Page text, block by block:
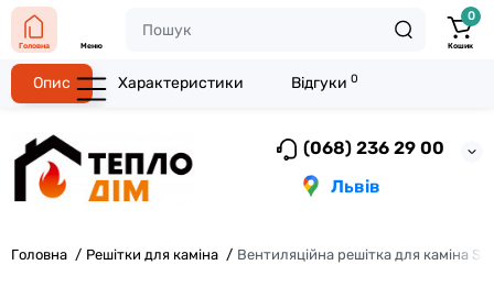
(068) 236 29 00
Львів
Головна Меню
0
Кошик
Головна Решітки для каміна Вентиляційна решітка для каміна
Опис Характеристики Відгуки 0